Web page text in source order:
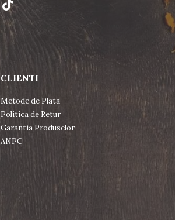
CLIENTI
Metode de Plata
Politica de Retur
Garantia Produselor
ANPC